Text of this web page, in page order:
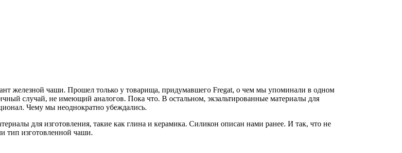
железной чаши. Прошел только у товарища, придумавшего Fregat, о чем мы упоминали в одном
случай, не имеющий аналогов. Пока что. В остальном, экзальтированные материалы для
Чему мы неоднократно убеждались.
для изготовления, такие как глина и керамика. Силикон описан нами ранее. И так, что не
тип изготовленной чаши.